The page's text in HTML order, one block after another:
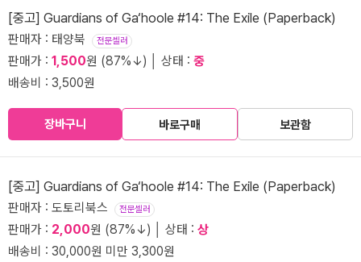
[중고] Guardians of Ga‘hoole #14: The Exile (Paperback)
판매자 : 태양북 전문셀러
판매가 : 1,500원 (87%↓) │ 상태 : 중
배송비 : 3,500원
장바구니 바로구매 보관함
[중고] Guardians of Ga‘hoole #14: The Exile (Paperback)
판매자 : 도토리북스 전문셀러
판매가 : 2,000원 (87%↓) │ 상태 : 상
배송비 : 30,000원 미만 3,300원